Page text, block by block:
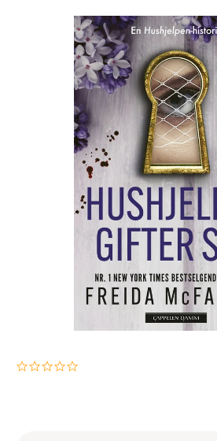
Yesteryear
Elizabeth Strout
Hitster
Hypopressiv trening
The Housemaid
0.0